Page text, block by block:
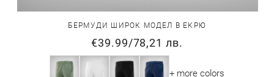
БЕРМУДИ ШИРОК МОДЕЛ В ЕКРЮ
€39.99/78,21 лв.
+ more colors